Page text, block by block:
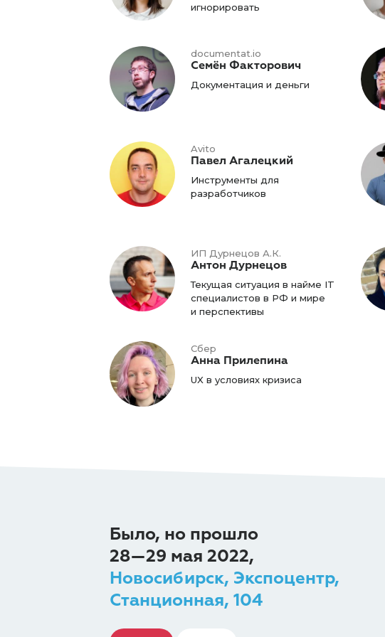
игнорировать
documentat.io
Семён Факторович
Документация и деньги
Avito
Павел Агалецкий
Инструменты для
разработчиков
ИП Дурнецов А.К.
Антон Дурнецов
Текущая ситуация в найме IT
специалистов в РФ и мире
и перспективы
Сбер
Анна Прилепина
UX в условиях кризиса
Было, но прошло
28—29 мая 2022,
Новосибирск, Экспоцентр,
Станционная, 104